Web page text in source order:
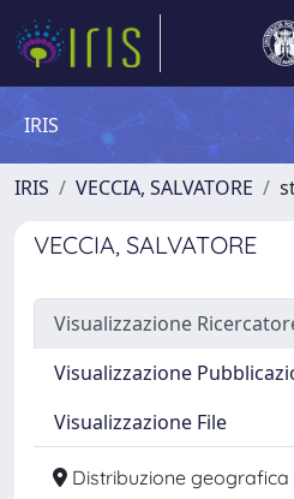
IRIS
IRIS VECCIA, SALVATORE
VECCIA, SALVATORE
Visualizzazione
Visualizzazione
Visualizzazione File
Distribuzione geografica